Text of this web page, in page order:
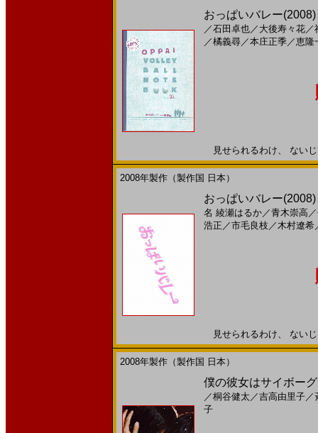
おっぱいバレー
／石田卓也／ 大後寿々花／
／橘義尋／本庄正季／恵隆
見せられるわけ、 ない
2008年製作（製作国 日本）
おっぱいバレー
名 綾瀬はるか／青木崇高／
浩正 ／市毛良枝 ／木村遼希
見せられるわけ、 ない
2008年製作（製作国 日本）
僕の彼女はサイボー
／桐谷健太 ／吉高由里子／
子